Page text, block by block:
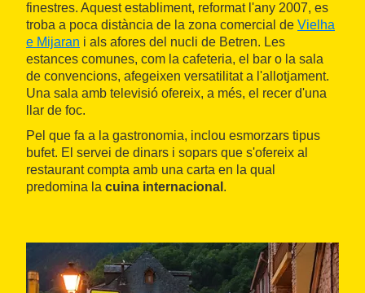
finestres. Aquest establiment, reformat l'any 2007, es
troba a poca distància de la zona comercial de Vielha
e Mijaran i als afores del nucli de Betren. Les
estances comunes, com la cafeteria, el bar o la sala
de convencions, afegeixen versatilitat a l'allotjament.
Una sala amb televisió ofereix, a més, el recer d'una
llar de foc.
Pel que fa a la gastronomia, inclou esmorzars tipus
bufet. El servei de dinars i sopars que s'ofereix al
restaurant compta amb una carta en la qual
predomina la cuina internacional .